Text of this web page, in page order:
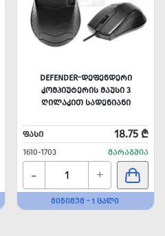
DEFENDER-ᲓᲔᲤᲔᲜᲓᲔᲠᲘ
ᲙᲝᲛᲞᲘᲣᲢᲔᲠᲘᲡ ᲛᲐᲣᲡᲘ 3
ᲦᲘᲚᲐᲙᲘᲗ ᲡᲐᲓᲔᲜᲘᲐᲜᲘ
ᲤᲐᲡᲘ 18.75 ₾
1610-1703 ᲛᲐᲠᲐᲒᲨᲘᲐ
- +
ᲛᲘᲜᲘᲛᲣᲛ - 1 ᲪᲐᲚᲘ